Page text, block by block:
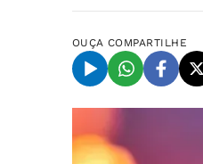
OUÇA COMPARTILHE